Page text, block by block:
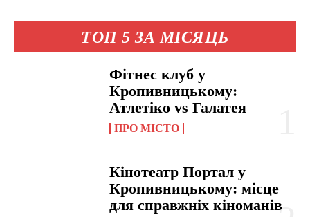
ТОП 5 ЗА МІСЯЦЬ
Фітнес клуб у
Кропивницькому:
Атлетіко vs Галатея
ПРО МІСТО
Кінотеатр Портал у
Кропивницькому: місце
для справжніх кіноманів